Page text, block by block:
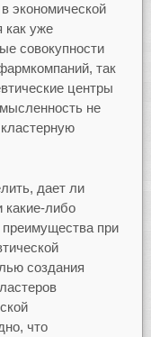
экономической
как уже
совокупности
так
центры
не
дает ли
какие-либо
при
создания
что